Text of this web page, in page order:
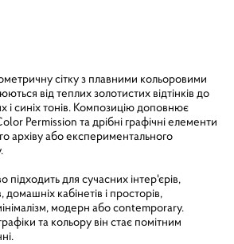
сітку з плавними кольоровими
від теплих золотистих відтінків до
і синіх тонів. Композицію доповнює
Permission та дрібні графічні елементи
архіву або експериментального
для сучасних інтер'єрів,
домашніх кабінетів і просторів,
модерн або contemporary.
та кольору він стає помітним